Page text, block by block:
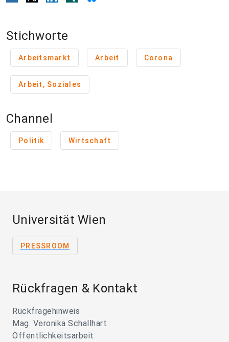
Stichworte
Arbeitsmarkt Arbeit Corona
Arbeit, Soziales
Channel
Politik Wirtschaft
Universität Wien
PRESSROOM
Rückfragen & Kontakt
Rückfragehinweis
Mag. Veronika Schallhart
Öffentlichkeitsarbeit